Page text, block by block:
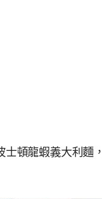
頓龍蝦義大利麵